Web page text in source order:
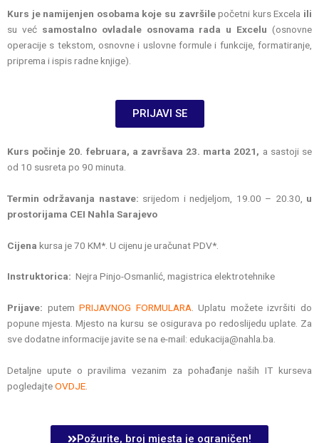
Kurs je namijenjen osobama koje su završilepočetni kurs Excela ili
su već samostalno ovladale osnovama rada u Excelu (osnovne
operacije s tekstom, osnovne i uslovne formule i funkcije, formatiranje,
priprema i ispis radne knjige).
PRIJAVI SE
Kurs počinje 20. februara, a završava 23. marta 2021, a sastoji se
od 10 susreta po 90 minuta.
Termin održavanja nastave: srijedom i nedjeljom, 19.00 – 20.30, u
prostorijama CEI Nahla Sarajevo
Cijena kursa je 70 KM*. U cijenu je uračunat PDV*.
Instruktorica: Nejra Pinjo-Osmanlić, magistrica elektrotehnike
Prijave: putemPRIJAVNOG FORMULARA. Uplatu možete izvršiti do
popune mjesta. Mjesto na kursu se osigurava po redoslijedu uplate. Za
sve dodatne informacije javite se na e-mail: edukacija@nahla.ba.
Detaljne upute o pravilima vezanim za pohađanje naših IT kurseva
pogledajteOVDJE
Požurite, broj mjesta je ograničen!